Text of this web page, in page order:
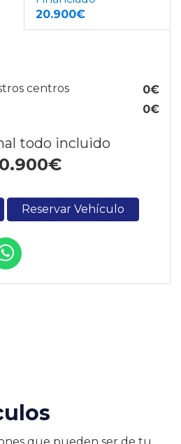
20.900€
centros
0€
0€
todo incluido
€
Reservar Vehículo